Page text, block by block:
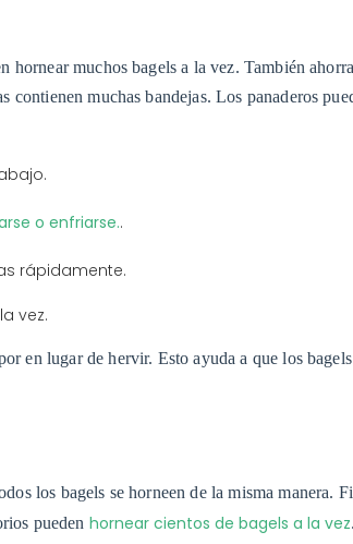
muchos bagels a la vez. También
muchas bandejas. Los panaderos
o enfriarse..
rápidamente.
vez.
en lugar de hervir. Esto ayuda a que los
los bagels se horneen de la misma manera.
pueden hornear cientos de bagels a la vez.